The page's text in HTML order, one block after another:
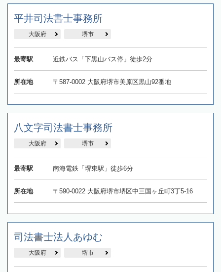
平井司法書士事務所
大阪府 堺市
最寄駅 近鉄バス「下黒山バス停」徒歩2分
所在地 〒587-0002 大阪府堺市美原区黒山92番地
八文字司法書士事務所
大阪府 堺市
最寄駅 南海電鉄「堺東駅」徒歩6分
所在地 〒590-0022 大阪府堺市堺区中三国ヶ丘町3丁5-16
司法書士法人あゆむ
大阪府 堺市